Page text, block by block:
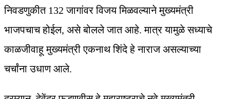
निवडणुकीत 132 जागांवर विजय मिळवल्याने मुख्यमंत्री
भाजपचाच होईल, असे बोलले जात आहे. मात्र यामुळे सध्याचे
काळजीवाहू मुख्यमंत्री एकनाथ शिंदे हे नाराज असल्याच्या
चर्चांना उधाण आले.